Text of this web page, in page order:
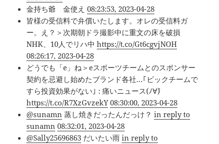
金持ち爺 金使え08:23:53, 2023-04-28
皆様の受信料で弁償いたします。オレの受信料ガ
ー。え？＞次期朝ドラ撮影中に重文の床を破損
NHK、10人でリハ中https://t.co/Gt6cgvjNOH
08:26:17, 2023-04-28
どうでも「e」ね＞eスポーツチームとのスポンサー
契約を忌避し始めたブランド各社…｢ビックチームで
すら投資効果がない｣ : 痛いニュース(ﾉ∀`)
https://t.co/R7XzGvzekY 08:30:00, 2023-04-28
@sunamn 蒸し焼きだったんだっけ？in reply to
sunamn 08:32:01, 2023-04-28
@Sally25696863 だいたい雨in reply to